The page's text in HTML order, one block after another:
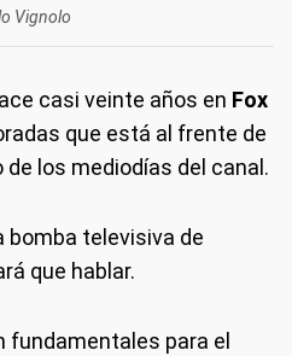
Vignolo
casi veinte años en Fox
que está al frente de
de los mediodías del canal.
bomba televisiva de
que hablar.
fundamentales para el